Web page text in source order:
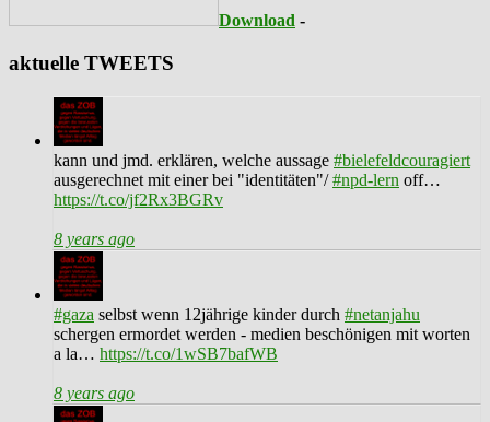
Download -
aktuelle TWEETS
kann und jmd. erklären, welche aussage #bielefeldcouragiert
ausgerechnet mit einer bei "identitäten"/#npd-lern off…
https://t.co/jf2Rx3BGRv
8 years ago
#gaza selbst wenn 12jährige kinder durch #netanjahu
schergen ermordet werden - medien beschönigen mit worten
a la… https://t.co/1wSB7bafWB
8 years ago